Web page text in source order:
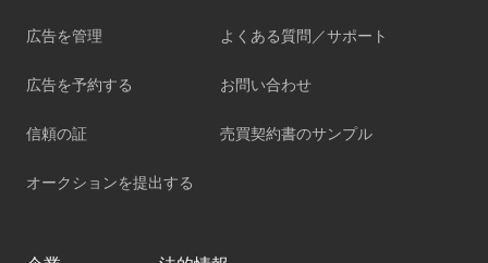
広告を管理
広告を予約する
信頼の証
オークションを提出する
よくある質問／サポート
お問い合わせ
売買契約書のサンプル